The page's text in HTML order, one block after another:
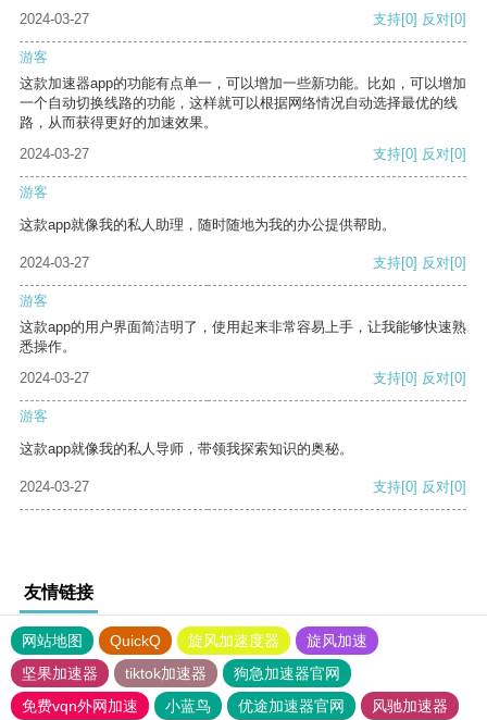
2024-03-27 支持[0] 反对[0]
游客
这款加速器app的功能有点单一，可以增加一些新功能。比如，可以增加
一个自动切换线路的功能，这样就可以根据网络情况自动选择最优的线
路，从而获得更好的加速效果。
2024-03-27
支持[0] 反对[0]
游客
这款app就像我的私人助理，随时随地为我的办公提供帮助。
2024-03-27 支持[0] 反对[0]
游客
这款app的用户界面简洁明了，使用起来非常容易上手，让我能够快速熟
悉操作。
2024-03-27
支持[0] 反对[0]
游客
这款app就像我的私人导师，带领我探索知识的奥秘。
2024-03-27 支持[0] 反对[0]
友情链接
网站地图 QuickQ 旋风加速度器
旋风加速
坚果加速器
tiktok加速器
狗急加速器官网
免费vqn外网加速
小蓝鸟 优途加速器官网
风驰加速器